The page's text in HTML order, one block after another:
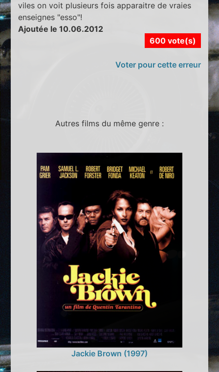
viles on voit plusieurs fois apparaitre de vraies
enseignes "esso"!
Ajoutée le 10.06.2012
600 vote(s)
Voter pour cette erreur
Autres films du même genre :
Jackie Brown (1997)